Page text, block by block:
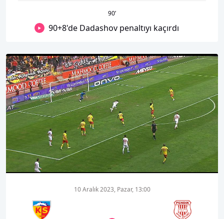
90’
90+8'de Dadashov penaltıyı kaçırdı
00:01 00:00
10 Aralık 2023, Pazar, 13:00